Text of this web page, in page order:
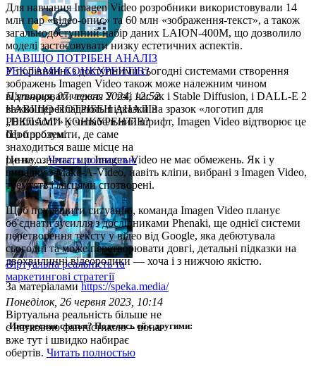
НАВІЩО ПОТРІБЕН АНАЛІЗ
РЕКЛАМИ КОНКУРЕНТІВ?
П'ятниця, 07 червня 2024, 12:52
НАВІЩО ПОТРІБЕН АНАЛІЗ
РЕКЛАМИ КОНКУРЕНТІВ?
Щоб зрозуміти, де саме
знаходиться ваше місце на
ринку,...Читать полностью
Віртуальна реальність та
маркетингові стратегії
Понеділок, 26 червня 2023, 10:14
Віртуальна реальність більше не
є науковою фантастикою – вона
вже тут і швидко набирає
обертів. Читать полностью
Для навчання Imagen Video розробники використовували 14
млн пар «відео-опис» та 60 млн «зображення-текст», а також
загальнодоступний набір даних LAION-400M, що дозволило
моделі застосовувати низку естетичних аспектів.
У порівнянні з доступними сьогодні системами створення
зображень Imagen Video також може належним чином
відтворювати текст. У той час як і Stable Diffusion, і DALL-E 2
важко перекладають підказки на зразок «логотип для
„Diffusion“» у читабельний шрифт, Imagen Video відтворює це
без проблем.
Це не означає, що Imagen Video не має обмежень. Як і у
випадку з Make-A-Video, навіть кліпи, вибрані з Imagen Video,
тремтять і місцями спотворені.
Щоб покращити ситуацію, команда Imagen Video планує
об'єднати зусилля з дослідниками Phenaki, ще однієї системи
перетворення тексту у відео від Google, яка дебютувала
сьогодні та може перетворювати довгі, детальні підказки на
двохвилинні відеоролики — хоча і з нижчою якістю.
За матеріалами https://speka.media/
Интересная статья? Поделись ей с другими: